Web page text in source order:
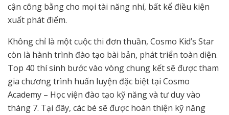
cận công bằng cho mọi tài năng nhí, bất kể điều kiện
xuất phát điểm.
Không chỉ là một cuộc thi đơn thuần, Cosmo Kid’s Star
còn là hành trình đào tạo bài bản, phát triển toàn diện.
Top 40 thí sinh bước vào vòng chung kết sẽ được tham
gia chương trình huấn luyện đặc biệt tại Cosmo
Academy – Học viện đào tạo kỹ năng và tư duy vào
tháng 7. Tại đây, các bé sẽ được hoàn thiện kỹ năng